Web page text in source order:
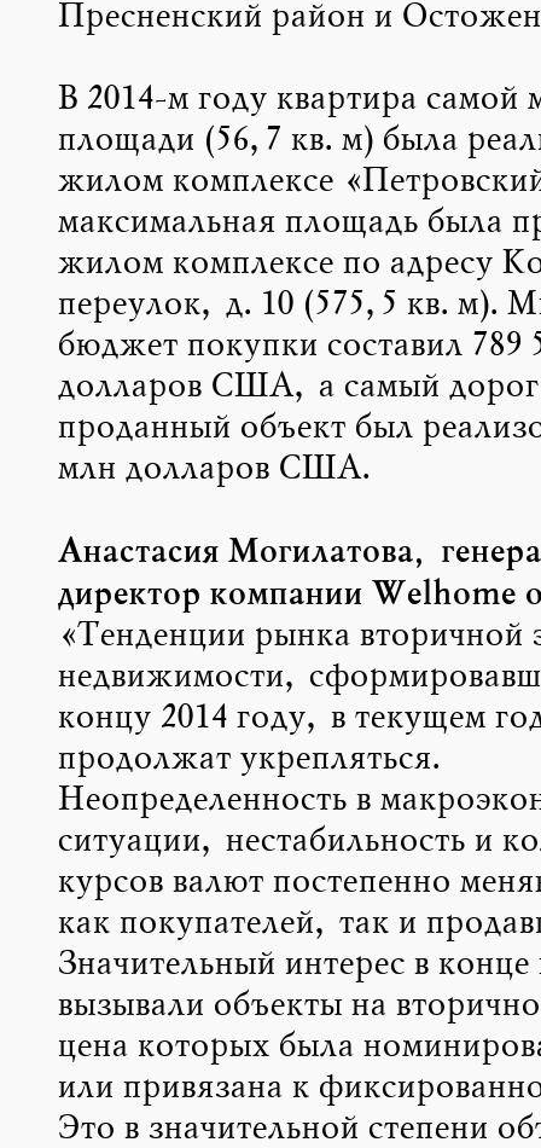
Пресненский район и
В 2014-м году квартира самой
площади (56,7 кв. м) была
жилом комплексе
максимальная площадь была
жилом комплексе по адресу
переулок, д. 10 (575,5 кв. м).
бюджет покупки составил 789
долларов США, а самый
проданный объект был
млн долларов США.
Анастасия Могилатова,
директор компании Welhome
«Тенденции рынка вторичной
недвижимости,
концу 2014 году, в текущем
продолжат укрепляться.
Неопределенность в
ситуации, нестабильность и
курсов валют постепенно
как покупателей, так и
Значительный интерес в конце
вызывали объекты на
цена которых была
или привязана к
Это в значительной степени